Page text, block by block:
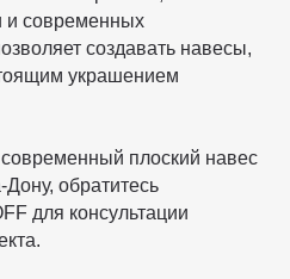
и современных
создавать навесы,
украшением
современный плоский навес
обратитесь
для консультации